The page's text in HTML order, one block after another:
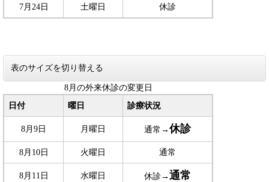
7月24日 土曜日 休診
表のサイズを切り替える
8月の外来休診の変更日
日付
曜日 診療状況
8月9日 月曜日 通常→ 休診
8月10日 火曜日 通常
8月11日 水曜日 休診→ 通常